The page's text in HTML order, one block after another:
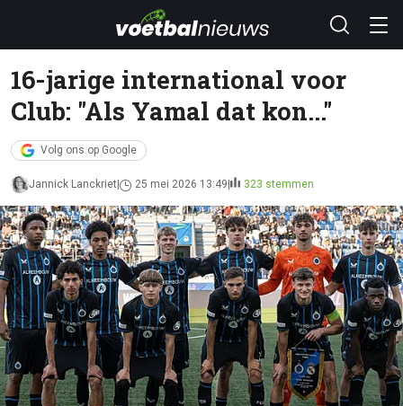
16-jarige international voor
Club: "Als Yamal dat kon..."
Volg ons op Google
Jannick Lanckriet 25 mei 2026 13:49 323 stemmen